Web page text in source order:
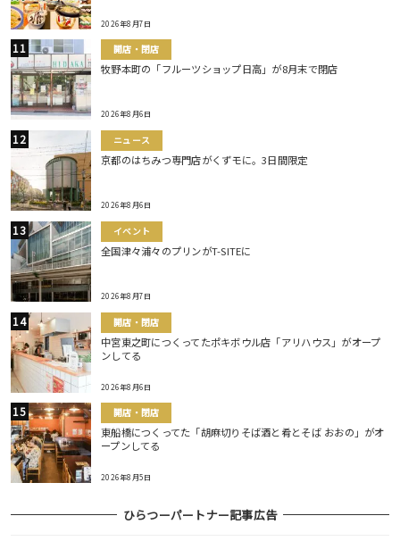
2026年8月7日
開店・閉店
牧野本町の「フルーツショップ日高」が8月末で閉店
2026年8月6日
ニュース
京都のはちみつ専門店がくずモに。3日間限定
2026年8月6日
イベント
全国津々浦々のプリンがT-SITEに
2026年8月7日
開店・閉店
中宮東之町につくってたポキボウル店「アリハウス」がオープ
ンしてる
2026年8月6日
開店・閉店
東船橋につくってた「胡麻切りそば酒と肴とそば おおの」がオ
ープンしてる
2026年8月5日
ひらつーパートナー記事広告